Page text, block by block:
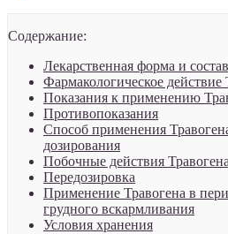
Содержание:
Лекарственная форма и состав
Фармакологическое действие
Показания к применению
Противопоказания
Способ применения
дозирования
Побочные действия Травогена
Передозировка
Применение Травогена в
грудного вскармливания
Условия хранения